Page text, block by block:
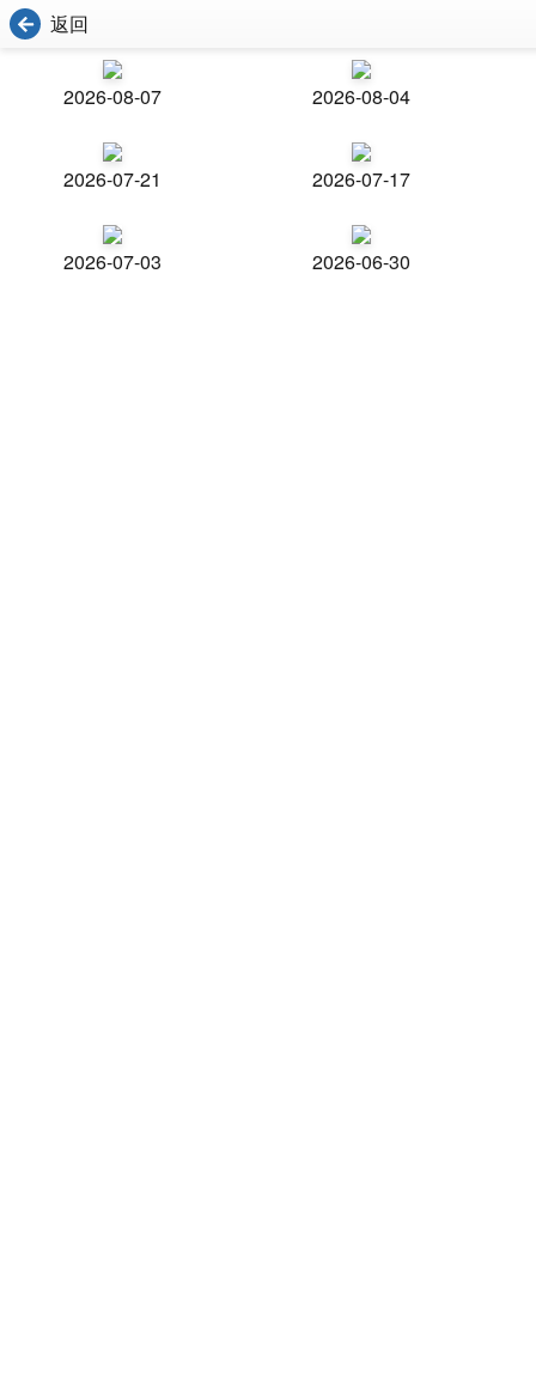
返回
2026-08-07 2026-08-04
2026-07-21 2026-07-17
2026-07-03 2026-06-30